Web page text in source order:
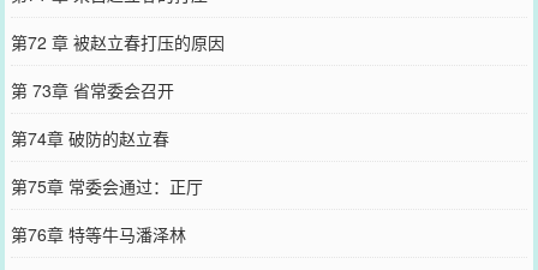
第72 章 被赵立春打压的原因
第 73章 省常委会召开
第74章 破防的赵立春
第75章 常委会通过：正厅
第76章 特等牛马潘泽林